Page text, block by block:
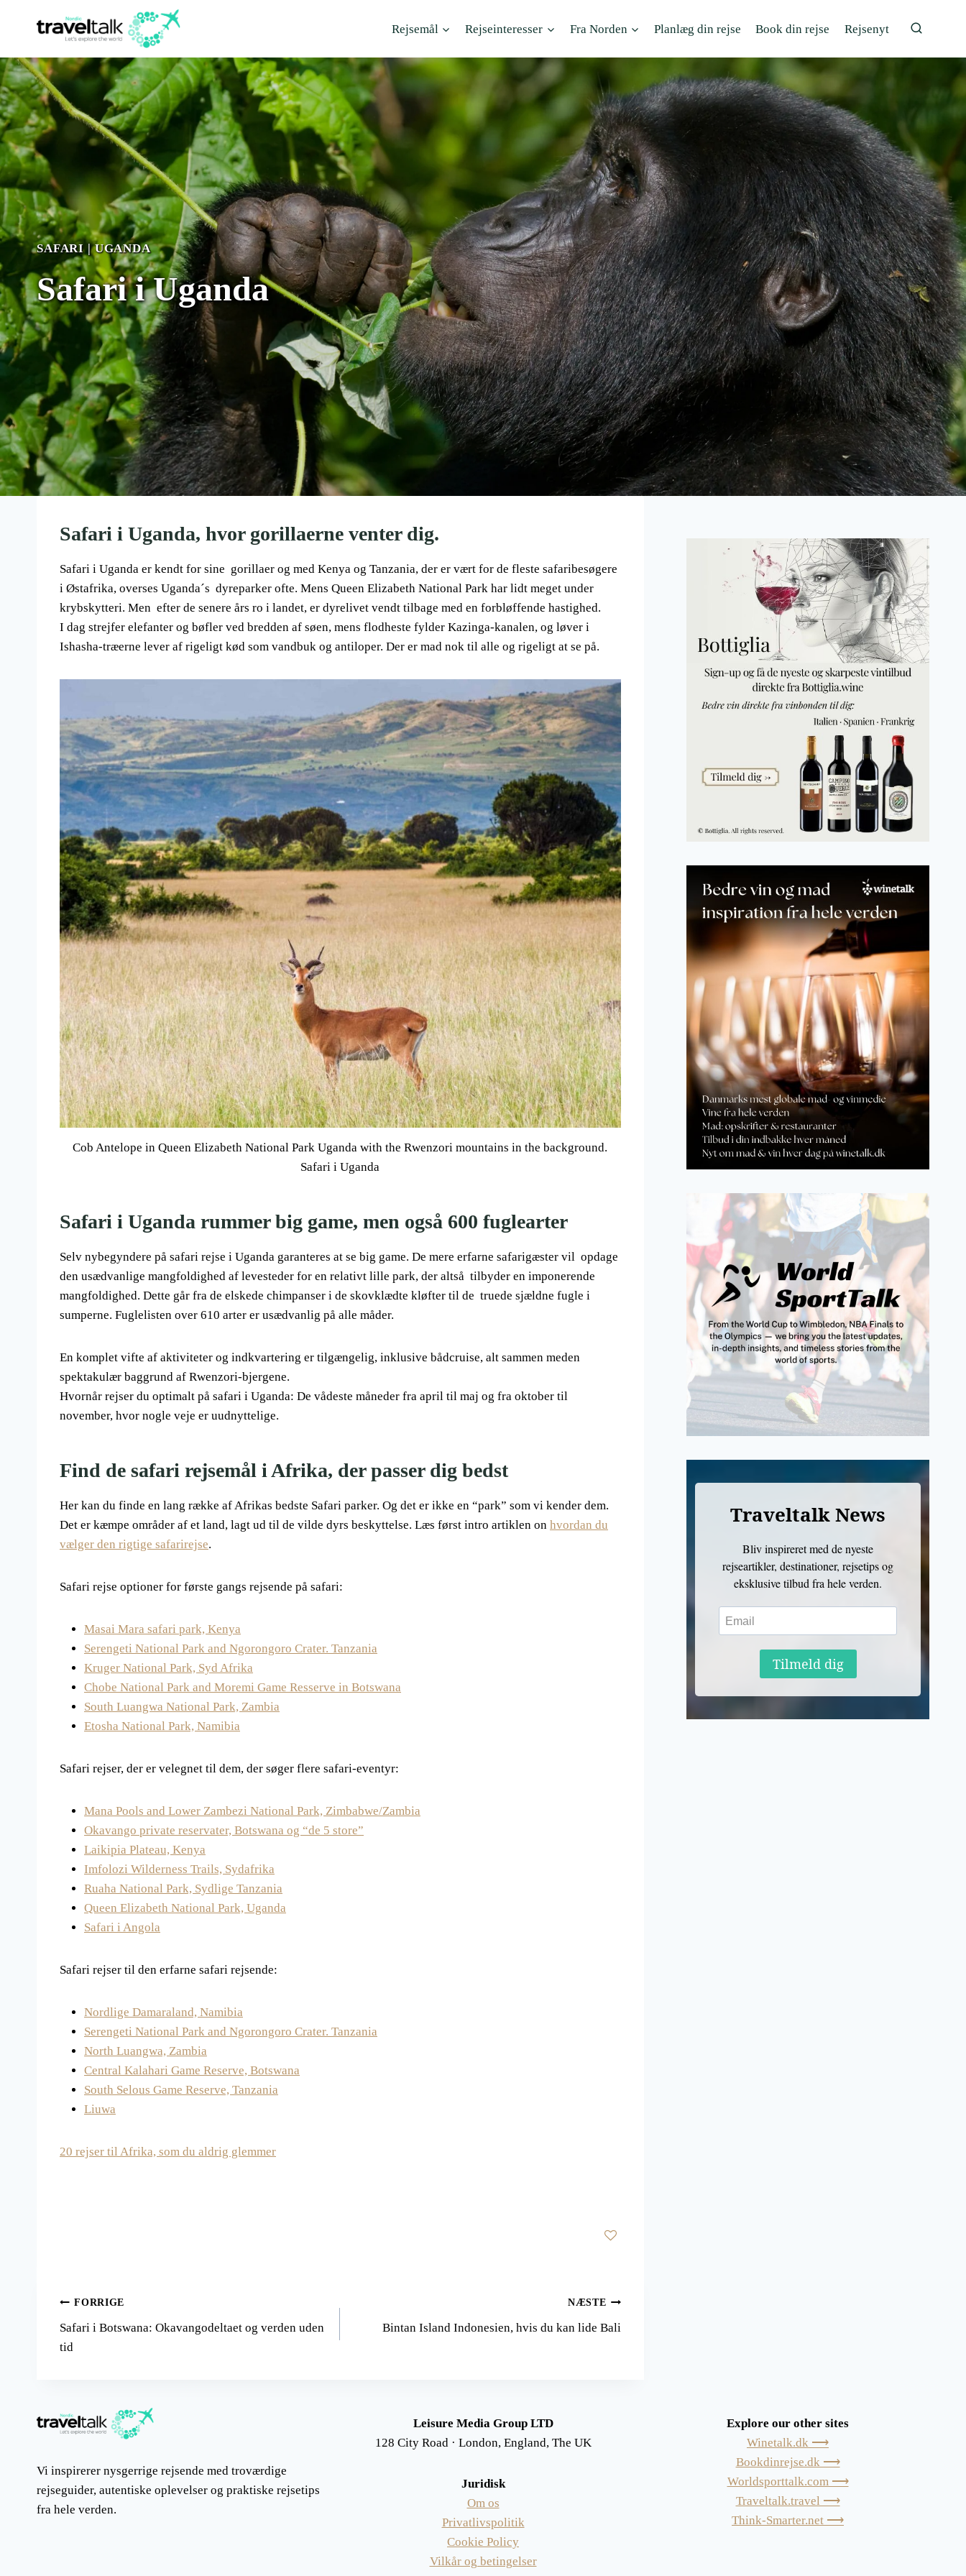
Rejsemål Rejseinteresser Fra Norden Planlæg din rejse Book din rejse Rejsenyt
SAFARI|UGANDA
Safari i Uganda
Safari i Uganda, hvor gorillaerne venter dig.
Safari i Uganda er kendt for sine gorillaer og med Kenya og Tanzania, der er vært for de fleste safaribesøgere
i Østafrika, overses Uganda´s dyreparker ofte. Mens Queen Elizabeth National Park har lidt meget under
krybskytteri. Men efter de senere års ro i landet, er dyrelivet vendt tilbage med en forbløffende hastighed.
I dag strejfer elefanter og bøfler ved bredden af ​​søen, mens flodheste fylder Kazinga-kanalen, og løver i
Ishasha-træerne lever af rigeligt kød som vandbuk og antiloper. Der er mad nok til alle og rigeligt at se på.
Cob Antelope in Queen Elizabeth National Park Uganda with the Rwenzori mountains in the background.
Safari i Uganda
Safari i Uganda rummer big game, men også 600 fuglearter
Selv nybegyndere på safari rejse i Uganda garanteres at se big game. De mere erfarne safarigæster vil opdage
den usædvanlige mangfoldighed af levesteder for en relativt lille park, der altså tilbyder en imponerende
mangfoldighed. Dette går fra de elskede chimpanser i de skovklædte kløfter til de truede sjældne fugle i
sumperne. Fuglelisten over 610 arter er usædvanlig på alle måder.
En komplet vifte af aktiviteter og indkvartering er tilgængelig, inklusive bådcruise, alt sammen meden
spektakulær baggrund af Rwenzori-bjergene.
Hvornår rejser du optimalt på safari i Uganda: De vådeste måneder fra april til maj og fra oktober til
november, hvor nogle veje er uudnyttelige.
Find de safari rejsemål i Afrika, der passer dig bedst
Her kan du finde en lang række af Afrikas bedste Safari parker. Og det er ikke en “park” som vi kender dem.
Det er kæmpe områder af et land, lagt ud til de vilde dyrs beskyttelse. Læs først intro artiklen on hvordan du
vælger den rigtige safarirejse.
Safari rejse optioner for første gangs rejsende på safari:
Masai Mara safari park, Kenya
Serengeti National Park and Ngorongoro Crater. Tanzania
Kruger National Park, Syd Afrika
Chobe National Park and Moremi Game Resserve in Botswana
South Luangwa National Park, Zambia
Etosha National Park, Namibia
Safari rejser, der er velegnet til dem, der søger flere safari-eventyr:
Mana Pools and Lower Zambezi National Park, Zimbabwe/Zambia
Okavango private reservater, Botswana og “de 5 store”
Laikipia Plateau, Kenya
Imfolozi Wilderness Trails, Sydafrika
Ruaha National Park, Sydlige Tanzania
Queen Elizabeth National Park, Uganda
Safari i Angola
Safari rejser til den erfarne safari rejsende:
Nordlige Damaraland, Namibia
Serengeti National Park and Ngorongoro Crater. Tanzania
North Luangwa, Zambia
Central Kalahari Game Reserve, Botswana
South Selous Game Reserve, Tanzania
Liuwa
20 rejser til Afrika, som du aldrig glemmer
Indlægsnavigation
FORRIGE
Safari i Botswana: Okavangodeltaet og verden uden
tid
NÆSTE
Bintan Island Indonesien, hvis du kan lide Bali
Traveltalk News
Bliv inspireret med de nyeste
rejseartikler, destinationer, rejsetips og
eksklusive tilbud fra hele verden.
Tilmeld dig
Vi inspirerer nysgerrige rejsende med troværdige
rejseguider, autentiske oplevelser og praktiske rejsetips
fra hele verden.
Leisure Media Group LTD
128 City Road · London, England, The UK
Juridisk
Om os
Privatlivspolitik
Cookie Policy
Vilkår og betingelser
Explore our other sites
Winetalk.dk ⟶
Bookdinrejse.dk ⟶
Worldsporttalk.com ⟶
Traveltalk.travel ⟶
Think-Smarter.net ⟶